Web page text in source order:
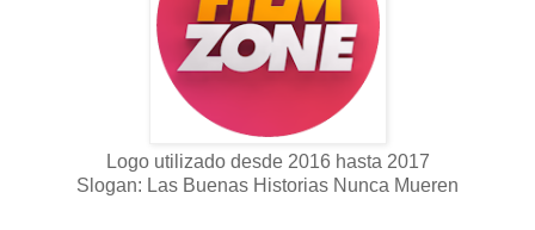
Logo utilizado desde 2016 hasta 2017
Slogan: Las Buenas Historias Nunca Mueren